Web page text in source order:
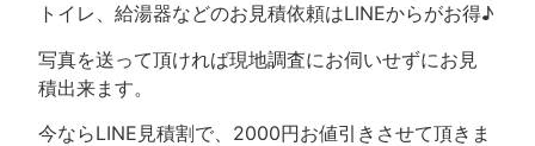
トイレ、給湯器などのお見積依頼はLINEからがお得♪
写真を送って頂ければ現地調査にお伺いせずにお見
積出来ます。
今ならLINE見積割で、2000円お値引きさせて頂きま